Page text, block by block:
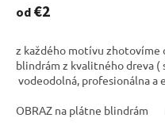
od€2
z každého motívu zhotovíme
blindrám z kvalitného dreva (
vodeodolná, profesionálna a
OBRAZ na plátne blindrám